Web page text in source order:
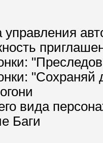
"Сохраняй
вида
Баги